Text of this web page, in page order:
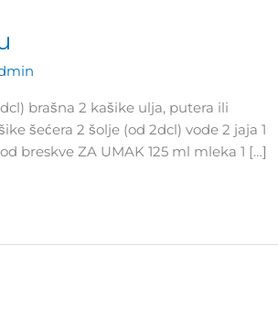
brašna 2 kašike ulja, putera ili
šećera 2 šolje (od 2dcl) vode 2 jaja 1
breskve ZA UMAK 125 ml mleka 1 […]